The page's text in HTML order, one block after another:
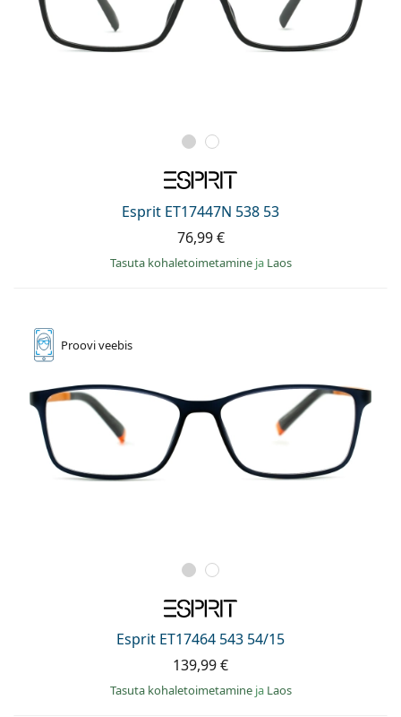
Esprit ET17447N 538 53
76,99 €
Tasuta kohaletoimetamine ja Laos
Prooviveebis
Esprit ET17464 543 54/15
139,99 €
Tasuta kohaletoimetamine ja Laos